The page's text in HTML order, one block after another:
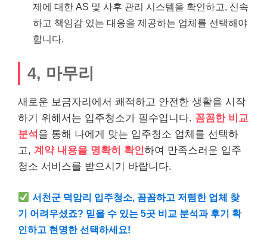
제에 대한 AS 및 사후 관리 시스템을 확인하고, 신속
하고 책임감 있는 대응을 제공하는 업체를 선택해야
합니다.
4, 마무리
새로운 보금자리에서 쾌적하고 안전한 생활을 시작
하기 위해서는 입주청소가 필수입니다. 꼼꼼한 비교
분석 을 통해 나에게 맞는 입주청소 업체를 선택하
고, 계약 내용을 명확히 확인하여 만족스러운 입주
청소 서비스를 받으시기 바랍니다.
서천군 덕암리 입주청소, 꼼꼼하고 저렴한 업체 찾
기 어려우셨죠? 믿을 수 있는 5곳 비교 분석과 후기 확
인하고 현명한 선택하세요!